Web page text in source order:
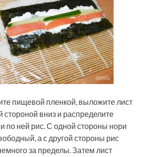
пищевой пленкой, выложите лист
стороной вниз и распределите
по ней рис. С одной стороны нори
а с другой стороны рис
за пределы. Затем лист